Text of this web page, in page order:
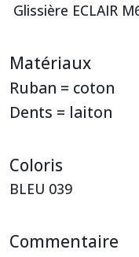
Glissière ECLAIR
Matériaux
Ruban = coton
Dents = laiton
Coloris
BLEU 039
Commentaire